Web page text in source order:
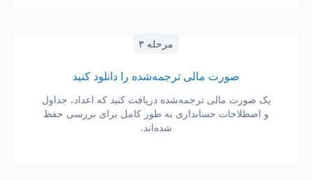
مرحله ۳
صورت مالی ترجمه‌شده را دانلود کنید
یک صورت مالی ترجمه‌شده دریافت کنید که اعداد، جداول
و اصطلاحات حسابداری به طور کامل برای بررسی حفظ
شده‌اند.